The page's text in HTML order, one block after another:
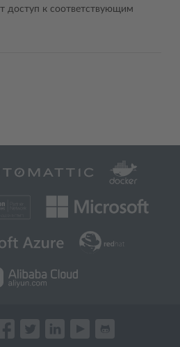
доступ к соответствующим